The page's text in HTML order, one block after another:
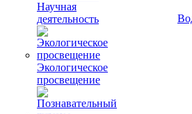
Научная
деятельность
Экологическое
просвещение